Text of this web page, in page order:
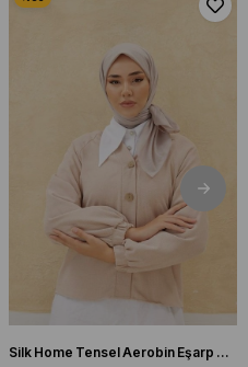
Silk Home Tensel Aerobin Eşarp 03036 Taş Düz Renk